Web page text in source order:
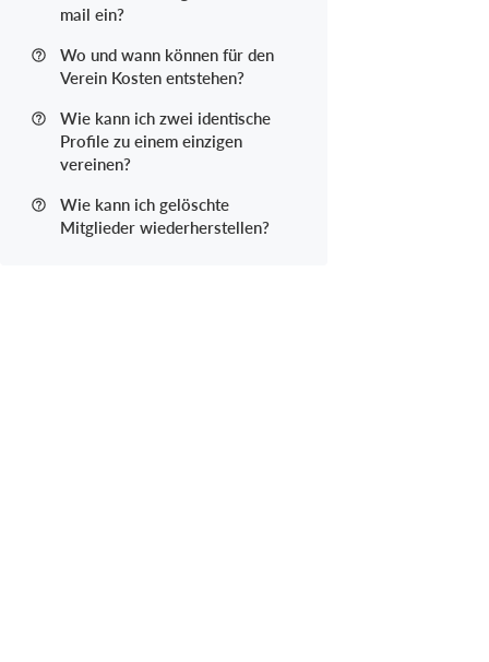
mail ein?
Wo und wann können für den
Verein Kosten entstehen?
Wie kann ich zwei identische
Profile zu einem einzigen
vereinen?
Wie kann ich gelöschte
Mitglieder wiederherstellen?